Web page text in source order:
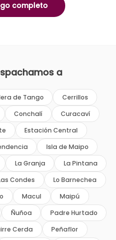
completo
a
de Tango
Cerrillos
Conchalí
Curacaví
Estación Central
Isla de Maipo
La Granja
La Pintana
Condes
Lo Barnechea
Macul
Maipú
Ñuñoa
Padre Hurtado
Cerda Peñaflor